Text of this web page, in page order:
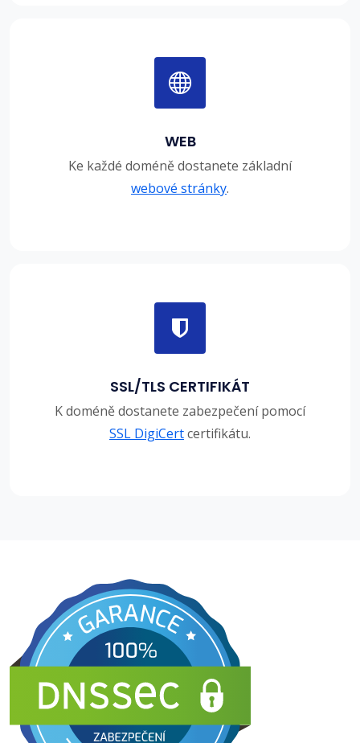
WEB
Ke každé doméně dostanete základní
webové stránky.
SSL/TLS CERTIFIKÁT
K doméně dostanete zabezpečení pomocí
SSL DigiCertcertifikátu.